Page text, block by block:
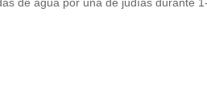
de agua por una de judías durante